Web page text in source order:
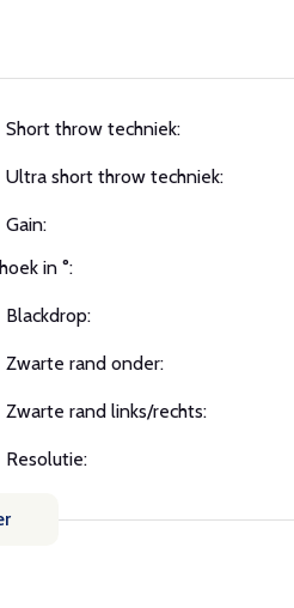
Short throw techniek:
Ultra short throw techniek:
Gain:
in °:
Blackdrop:
Zwarte rand onder:
Zwarte rand links/rechts:
Resolutie: